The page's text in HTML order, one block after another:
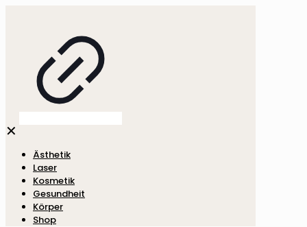
✕
Ästhetik
Laser
Kosmetik
Gesundheit
Körper
Shop